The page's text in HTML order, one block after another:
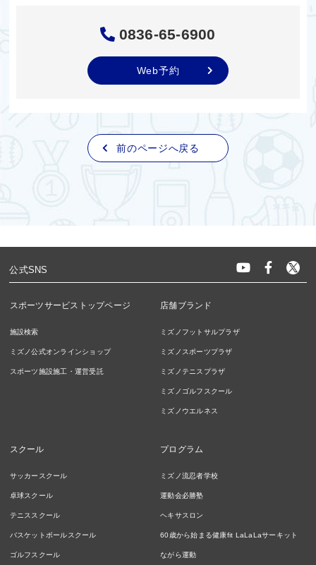
0836-65-6900
Web予約
前のページへ戻る
公式SNS
スポーツサービストップページ
施設検索
ミズノ公式オンラインショップ
スポーツ施設施工・運営受託
店舗ブランド
ミズノフットサルプラザ
ミズノスポーツプラザ
ミズノテニスプラザ
ミズノゴルフスクール
ミズノウエルネス
スクール
サッカースクール
卓球スクール
テニススクール
バスケットボールスクール
ゴルフスクール
プログラム
ミズノ流忍者学校
運動会必勝塾
ヘキサスロン
60歳から始まる健康fit LaLaLaサーキット
ながら運動